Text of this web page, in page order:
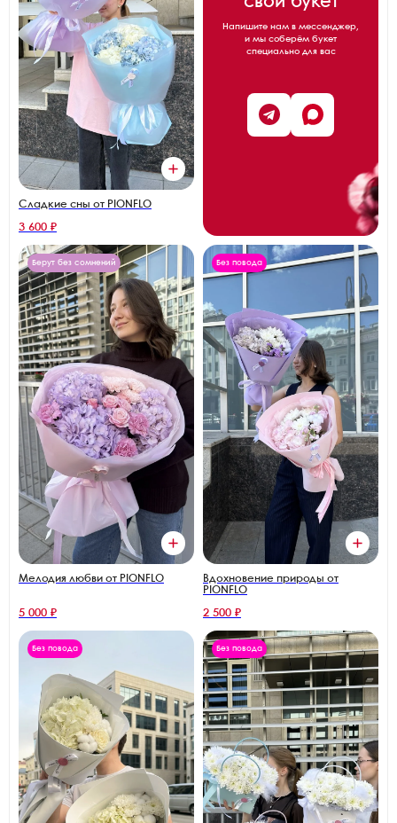
Сладкие сны от PIONFLO
3 600 ₽
Напишите нам в мессенджер,
и мы соберём букет
специально для вас
Берут без сомнений
Мелодия любви от PIONFLO
5 000 ₽
Без повода
Вдохновение природы от
PIONFLO
2 500 ₽
Без повода Без повода